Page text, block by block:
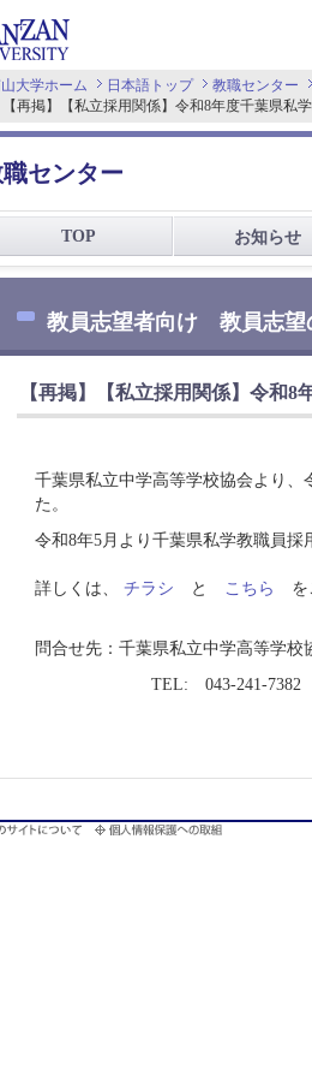
大学ホーム 日本語トップ 教職センター
【再掲】【私立採用関係】令和8年度千葉県私
センター
TOP お知らせ
教員志望者向け 教員志
【再掲】【私立採用関係】令和
千葉県私立中学高等学校協会より、
た。
令和8年5月より千葉県私学教職員採
詳しくは、 チラシ と こちら を
問合せ先：千葉県私立中学高等学校
TEL: 043-241-7382